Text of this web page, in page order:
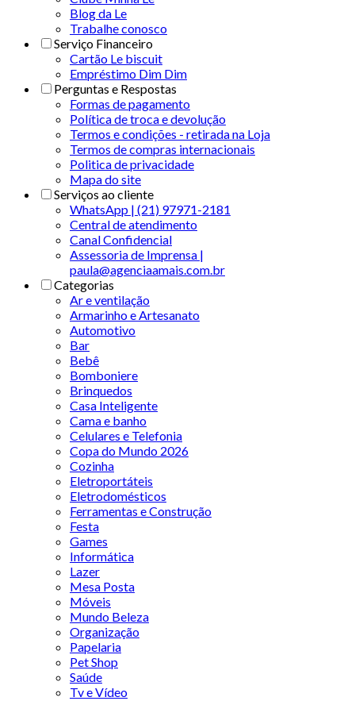
Blog da Le
Trabalhe conosco
Serviço Financeiro
Cartão Le biscuit
Empréstimo Dim Dim
Perguntas e Respostas
Formas de pagamento
Política de troca e devolução
Termos e condições - retirada na Loja
Termos de compras internacionais
Politica de privacidade
Mapa do site
Serviços ao cliente
WhatsApp | (21) 97971-2181
Central de atendimento
Canal Confidencial
Assessoria de Imprensa |
paula@agenciaamais.com.br
Categorias
Ar e ventilação
Armarinho e Artesanato
Automotivo
Bar
Bebê
Bomboniere
Brinquedos
Casa Inteligente
Cama e banho
Celulares e Telefonia
Copa do Mundo 2026
Cozinha
Eletroportáteis
Eletrodomésticos
Ferramentas e Construção
Festa
Games
Informática
Lazer
Mesa Posta
Móveis
Mundo Beleza
Organização
Papelaria
Pet Shop
Saúde
Tv e Vídeo